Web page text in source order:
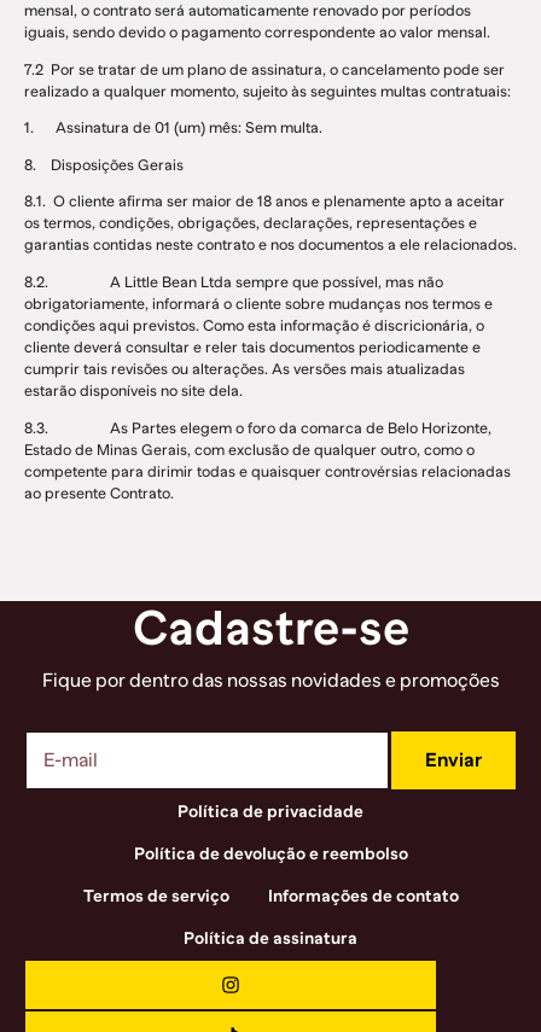
mensal, o contrato será automaticamente renovado por períodos
iguais, sendo devido o pagamento correspondente ao valor mensal.
7.2 Por se tratar de um plano de assinatura, o cancelamento pode ser
realizado a qualquer momento, sujeito às seguintes multas contratuais:
1. Assinatura de 01 (um) mês: Sem multa.
8. Disposições Gerais
8.1. O cliente afirma ser maior de 18 anos e plenamente apto a aceitar
os termos, condições, obrigações, declarações, representações e
garantias contidas neste contrato e nos documentos a ele relacionados.
8.2. A Little Bean Ltda sempre que possível, mas não
obrigatoriamente, informará o cliente sobre mudanças nos termos e
condições aqui previstos. Como esta informação é discricionária, o
cliente deverá consultar e reler tais documentos periodicamente e
cumprir tais revisões ou alterações. As versões mais atualizadas
estarão disponíveis no site dela.
8.3. As Partes elegem o foro da comarca de Belo Horizonte,
Estado de Minas Gerais, com exclusão de qualquer outro, como o
competente para dirimir todas e quaisquer controvérsias relacionadas
ao presente Contrato.
Cadastre-se
Fique por dentro das nossas novidades e promoções
Enviar
Política de privacidade
Política de devolução e reembolso
Termos de serviço Informações de contato
Política de assinatura
Instagram